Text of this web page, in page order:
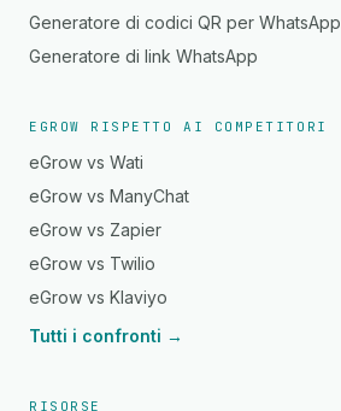
Generatore di codici QR per WhatsApp
Generatore di link WhatsApp
EGROW RISPETTO AI COMPETITORI
eGrow vs Wati
eGrow vs ManyChat
eGrow vs Zapier
eGrow vs Twilio
eGrow vs Klaviyo
Tutti i confronti →
RISORSE